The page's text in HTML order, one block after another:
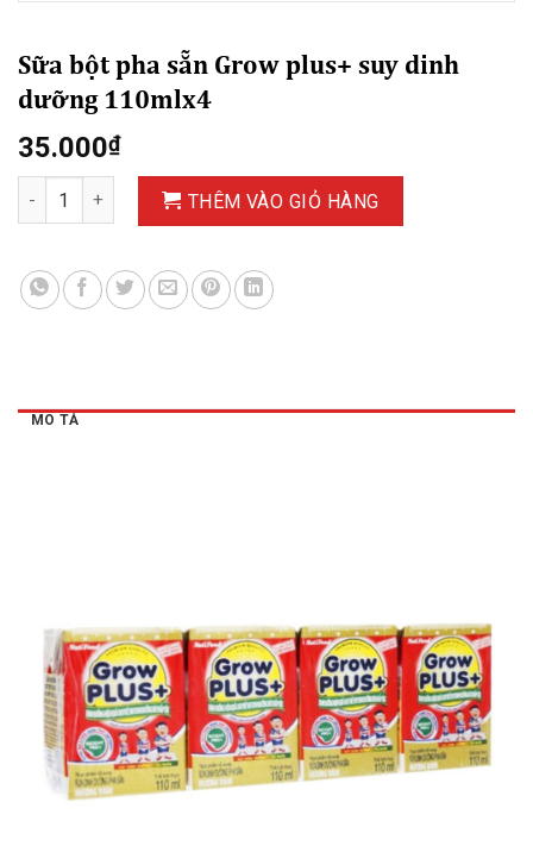
Sữa bột pha sẵn Grow plus+ suy dinh
dưỡng 110mlx4
35.000₫
Sữa bột pha sẵn Grow plus+ suy dinh dưỡng 110mlx4 số lượng
THÊM VÀO GIỎ HÀNG
MÔ TẢ